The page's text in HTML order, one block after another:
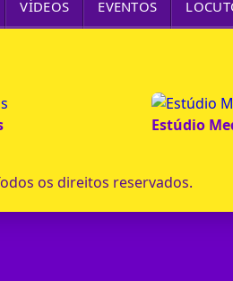
VÍDEOS EVENTOS
Estúdio
os direitos reservados.